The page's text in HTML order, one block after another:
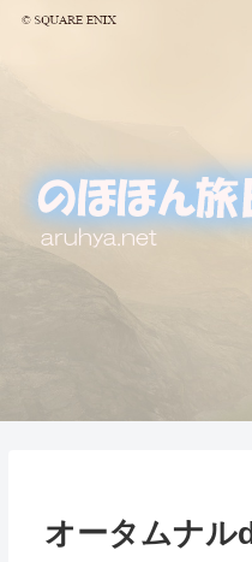
オータムナル